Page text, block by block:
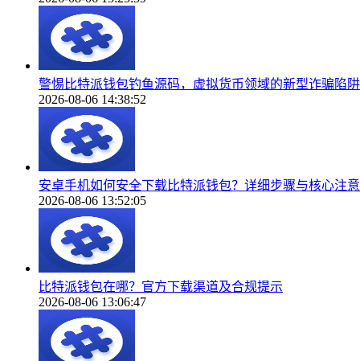
警惕比特派钱包钓鱼源码，虚拟货币领域的新型诈骗陷阱
2026-08-06 14:38:52
安卓手机如何安全下载比特派钱包？详细步骤与核心注
2026-08-06 13:52:05
比特派钱包在哪？官方下载渠道及合规提示
2026-08-06 13:06:47